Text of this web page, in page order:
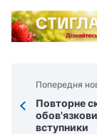
Попередня
Повторне
вступники